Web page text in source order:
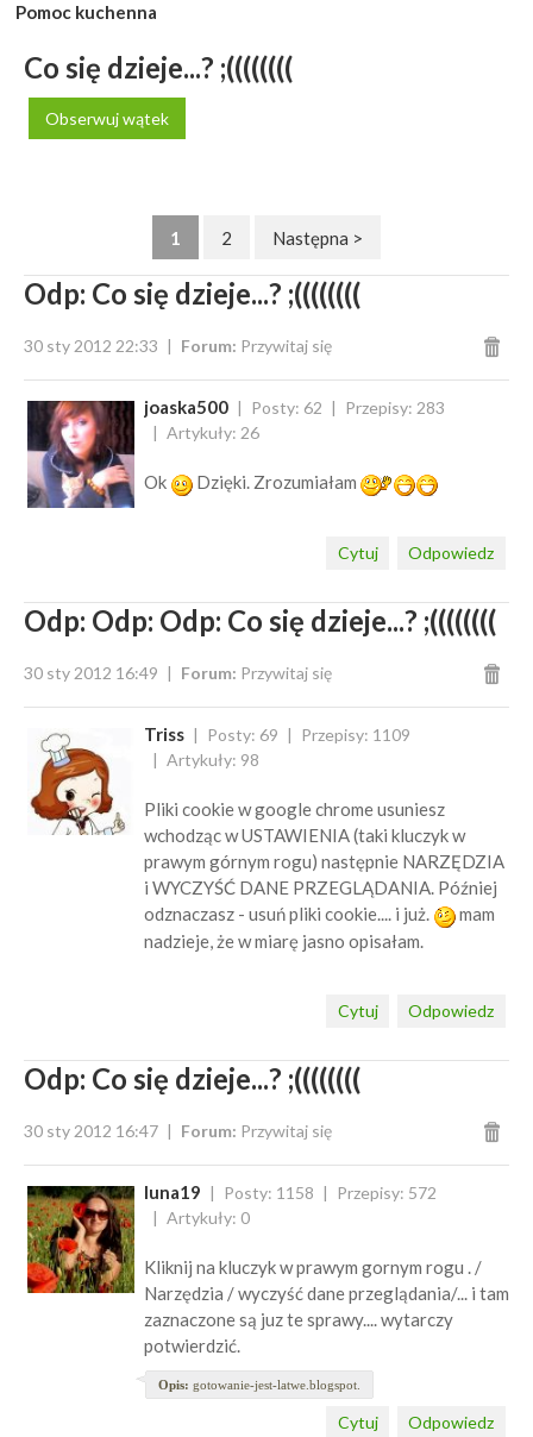
Pomoc kuchenna
Co się dzieje...? ;((((((((
Obserwuj wątek
1 2 Następna >
Odp: Co się dzieje...? ;((((((((
30 sty 2012 22:33 Forum: Przywitaj się
joaska500 Posty: 62
Przepisy: 283
Artykuły: 26
Ok Dzięki. Zrozumiałam
Odpowiedz
Cytuj
Odp: Odp: Odp: Co się dzieje...? ;((((((((
30 sty 2012 16:49 Forum: Przywitaj się
Triss Posty: 69
Przepisy: 1109
Artykuły: 98
Pliki cookie w google chrome usuniesz
wchodząc w USTAWIENIA (taki kluczyk w
prawym górnym rogu) następnie NARZĘDZIA
i WYCZYŚĆ DANE PRZEGLĄDANIA. Później
odznaczasz - usuń pliki cookie.... i już.
mam
nadzieje, że w miarę jasno opisałam.
Odpowiedz
Cytuj
Odp: Co się dzieje...? ;((((((((
30 sty 2012 16:47 Forum: Przywitaj się
luna19 Posty: 1158
Przepisy: 572
Artykuły: 0
Kliknij na kluczyk w prawym gornym rogu . /
Narzędzia / wyczyść dane przeglądania/... i tam
zaznaczone są juz te sprawy.... wytarczy
potwierdzić.
Opis: gotowanie-jest-latwe.blogspot.
Odpowiedz
Cytuj